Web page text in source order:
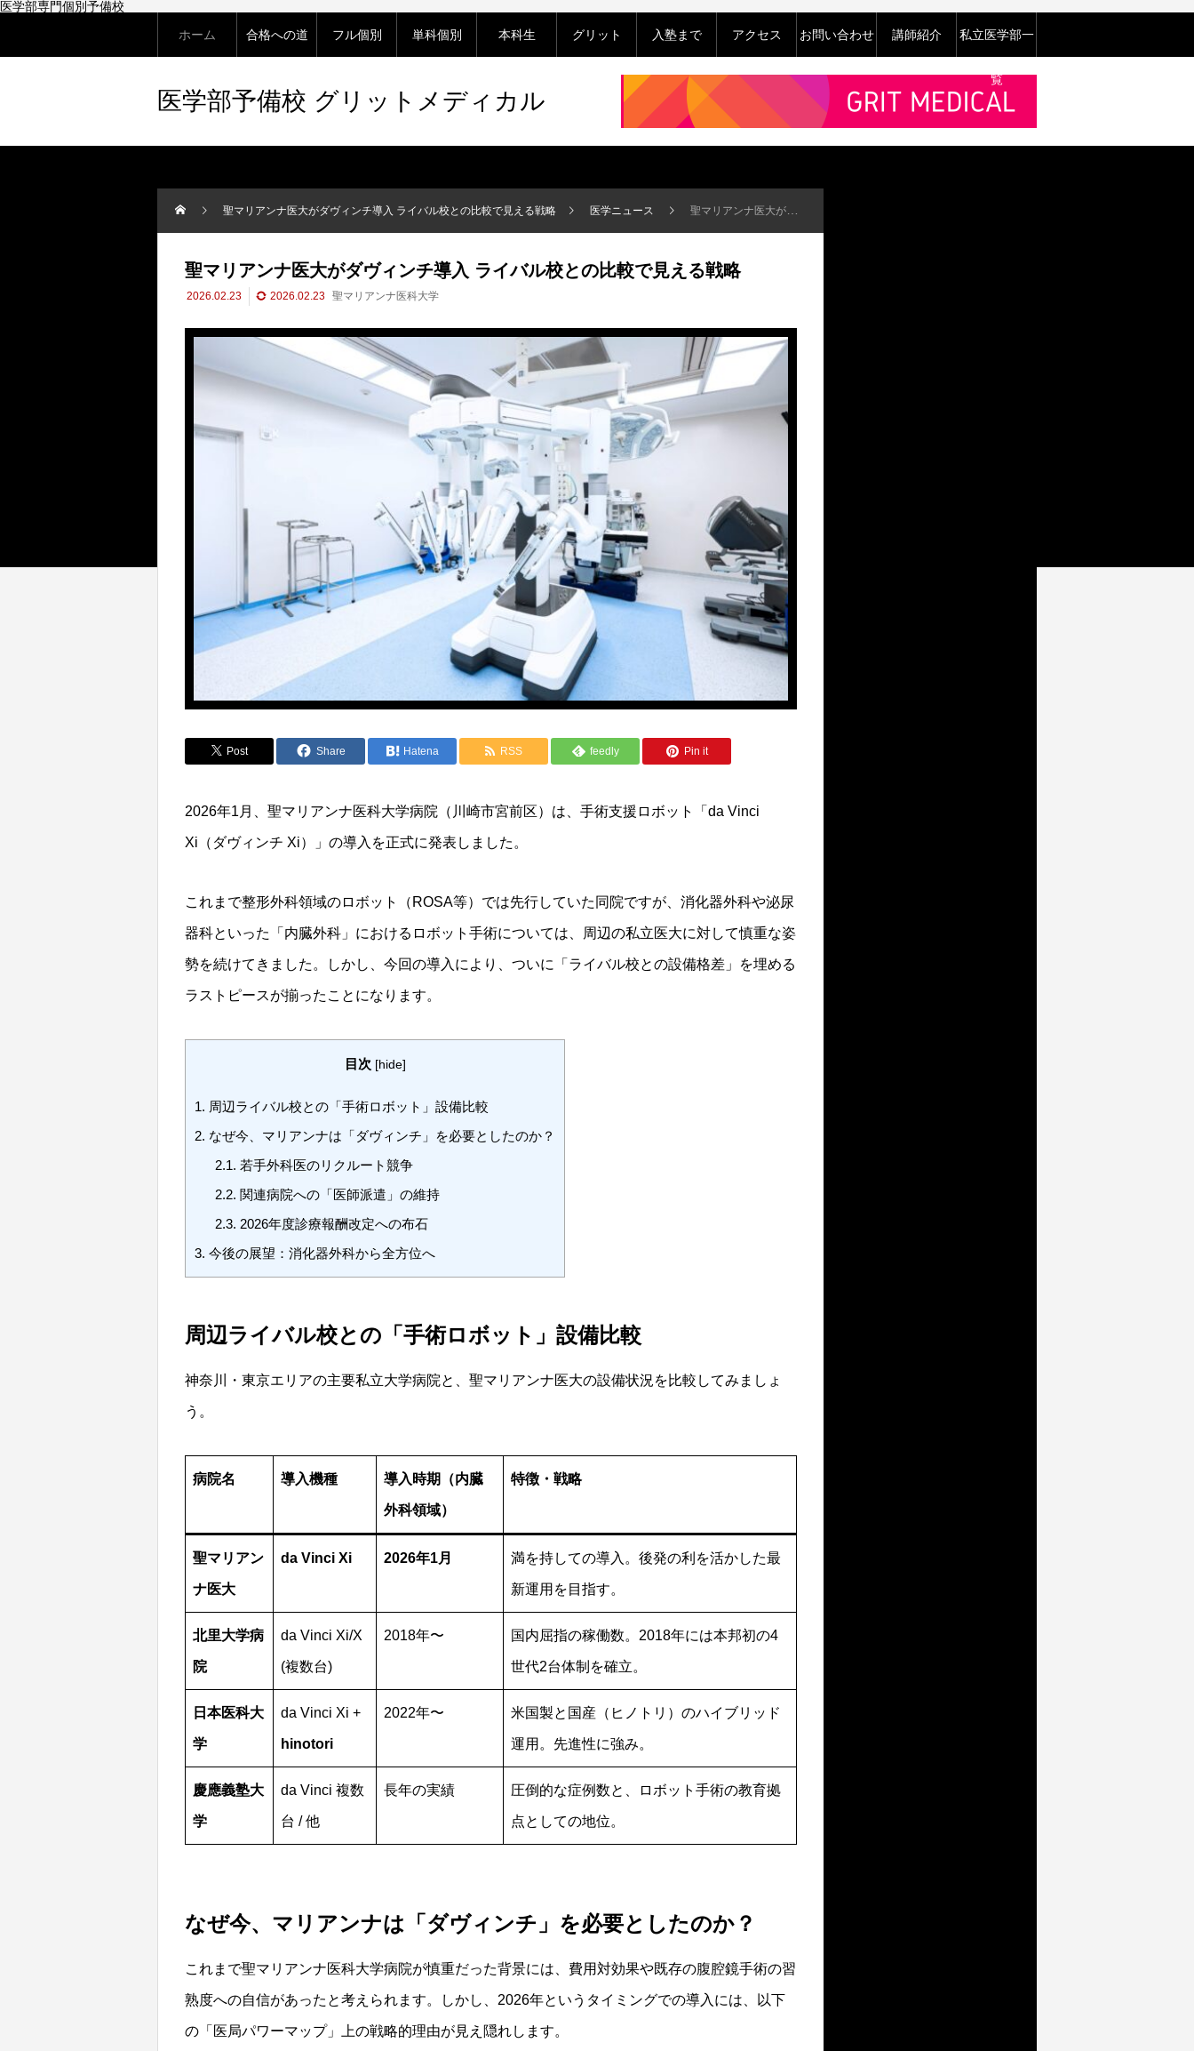
医学部専門個別予備校
ホーム
合格への道 フル個別 単科個別 本科生 グリット 入塾まで アクセス お問い合わせ 講師紹介 私立医学部一
覧
医学部予備校 グリットメディカル
聖マリアンナ医大がダヴィンチ導入 ライバル校との比較で見える戦略 医学ニュース 聖マリアンナ医大がダヴィンチ導入 ライバル校との比較で見える戦略
聖マリアンナ医大がダヴィンチ導入 ライバル校との比較で見える戦略
2026.02.23 2026.02.23 聖マリアンナ医科大学
Post Share Hatena RSS feedly Pin it
2026年1月、聖マリアンナ医科大学病院（川崎市宮前区）は、手術支援ロボット「 da Vinci
Xi （ダヴィンチ Xi）」の導入を正式に発表しました。
これまで整形外科領域のロボット（ROSA等）では先行していた同院ですが、消化器外科や泌尿
器科といった「内臓外科」におけるロボット手術については、周辺の私立医大に対して慎重な姿
勢を続けてきました。しかし、今回の導入により、ついに「ライバル校との設備格差」を埋める
ラストピースが揃ったことになります。
目次 [hide]
1. 周辺ライバル校との「手術ロボット」設備比較
2. なぜ今、マリアンナは「ダヴィンチ」を必要としたのか？
2.1. 若手外科医のリクルート競争
2.2. 関連病院への「医師派遣」の維持
2.3. 2026年度診療報酬改定への布石
3. 今後の展望：消化器外科から全方位へ
周辺ライバル校との「手術ロボット」設備比較
神奈川・東京エリアの主要私立大学病院と、聖マリアンナ医大の設備状況を比較してみましょ
う。
病院名 導入機種 導入時期（内臓
外科領域）
特徴・戦略
聖マリアン
ナ医大
da Vinci Xi 2026年1月 満を持しての導入。後発の利を活かした最
新運用を目指す。
北里大学病
院
da Vinci Xi/X
(複数台)
2018年〜 国内屈指の稼働数。2018年には本邦初の4
世代2台体制を確立。
日本医科大
学
da Vinci Xi +
hinotori
2022年〜 米国製と国産（ヒノトリ）のハイブリッド
運用。先進性に強み。
慶應義塾大
学
da Vinci 複数
台 / 他
長年の実績 圧倒的な症例数と、ロボット手術の教育拠
点としての地位。
なぜ今、マリアンナは「ダヴィンチ」を必要としたのか？
これまで聖マリアンナ医科大学病院が慎重だった背景には、費用対効果や既存の腹腔鏡手術の習
熟度への自信があったと考えられます。しかし、2026年というタイミングでの導入には、以下
の「医局パワーマップ」上の戦略的理由が見え隠れします。